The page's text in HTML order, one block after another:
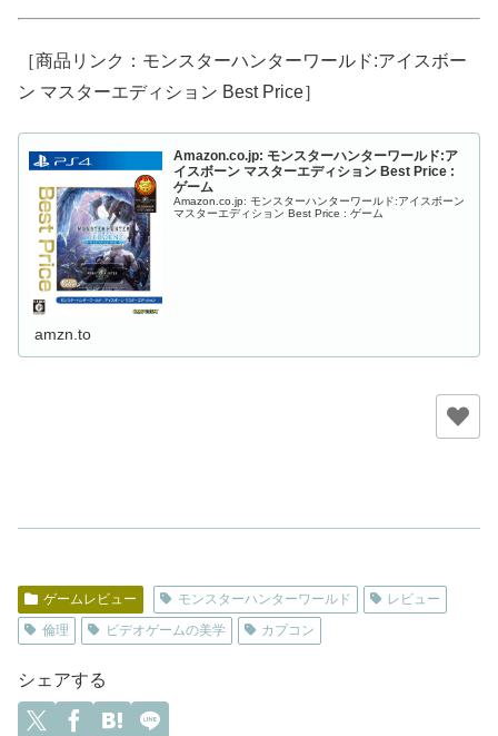
［商品リンク：モンスターハンターワールド:アイスボー
ン マスターエディション Best Price］
Amazon.co.jp: モンスターハンターワールド:ア
イスボーン マスターエディション Best Price :
ゲーム
Amazon.co.jp: モンスターハンターワールド:アイスボーン
マスターエディション Best Price : ゲーム
amzn.to
ゲームレビュー モンスターハンターワールド
レビュー
倫理
ビデオゲームの美学 カプコン
シェアする